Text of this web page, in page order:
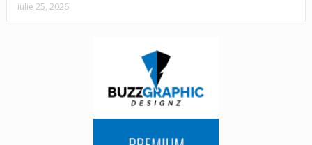
iulie 25, 2026